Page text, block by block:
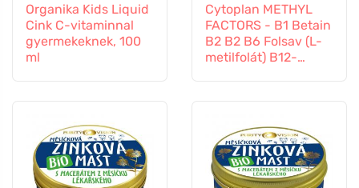
Organika Kids Liquid
Cink C-vitaminnal
gyermekeknek, 100
ml
Cytoplan METHYL
FACTORS - B1 Betain
B2 B2 B6 Folsav (L-
metilfolát) B12-